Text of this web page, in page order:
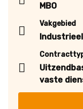
MBO
Vakgebied
Industrieel
vaste